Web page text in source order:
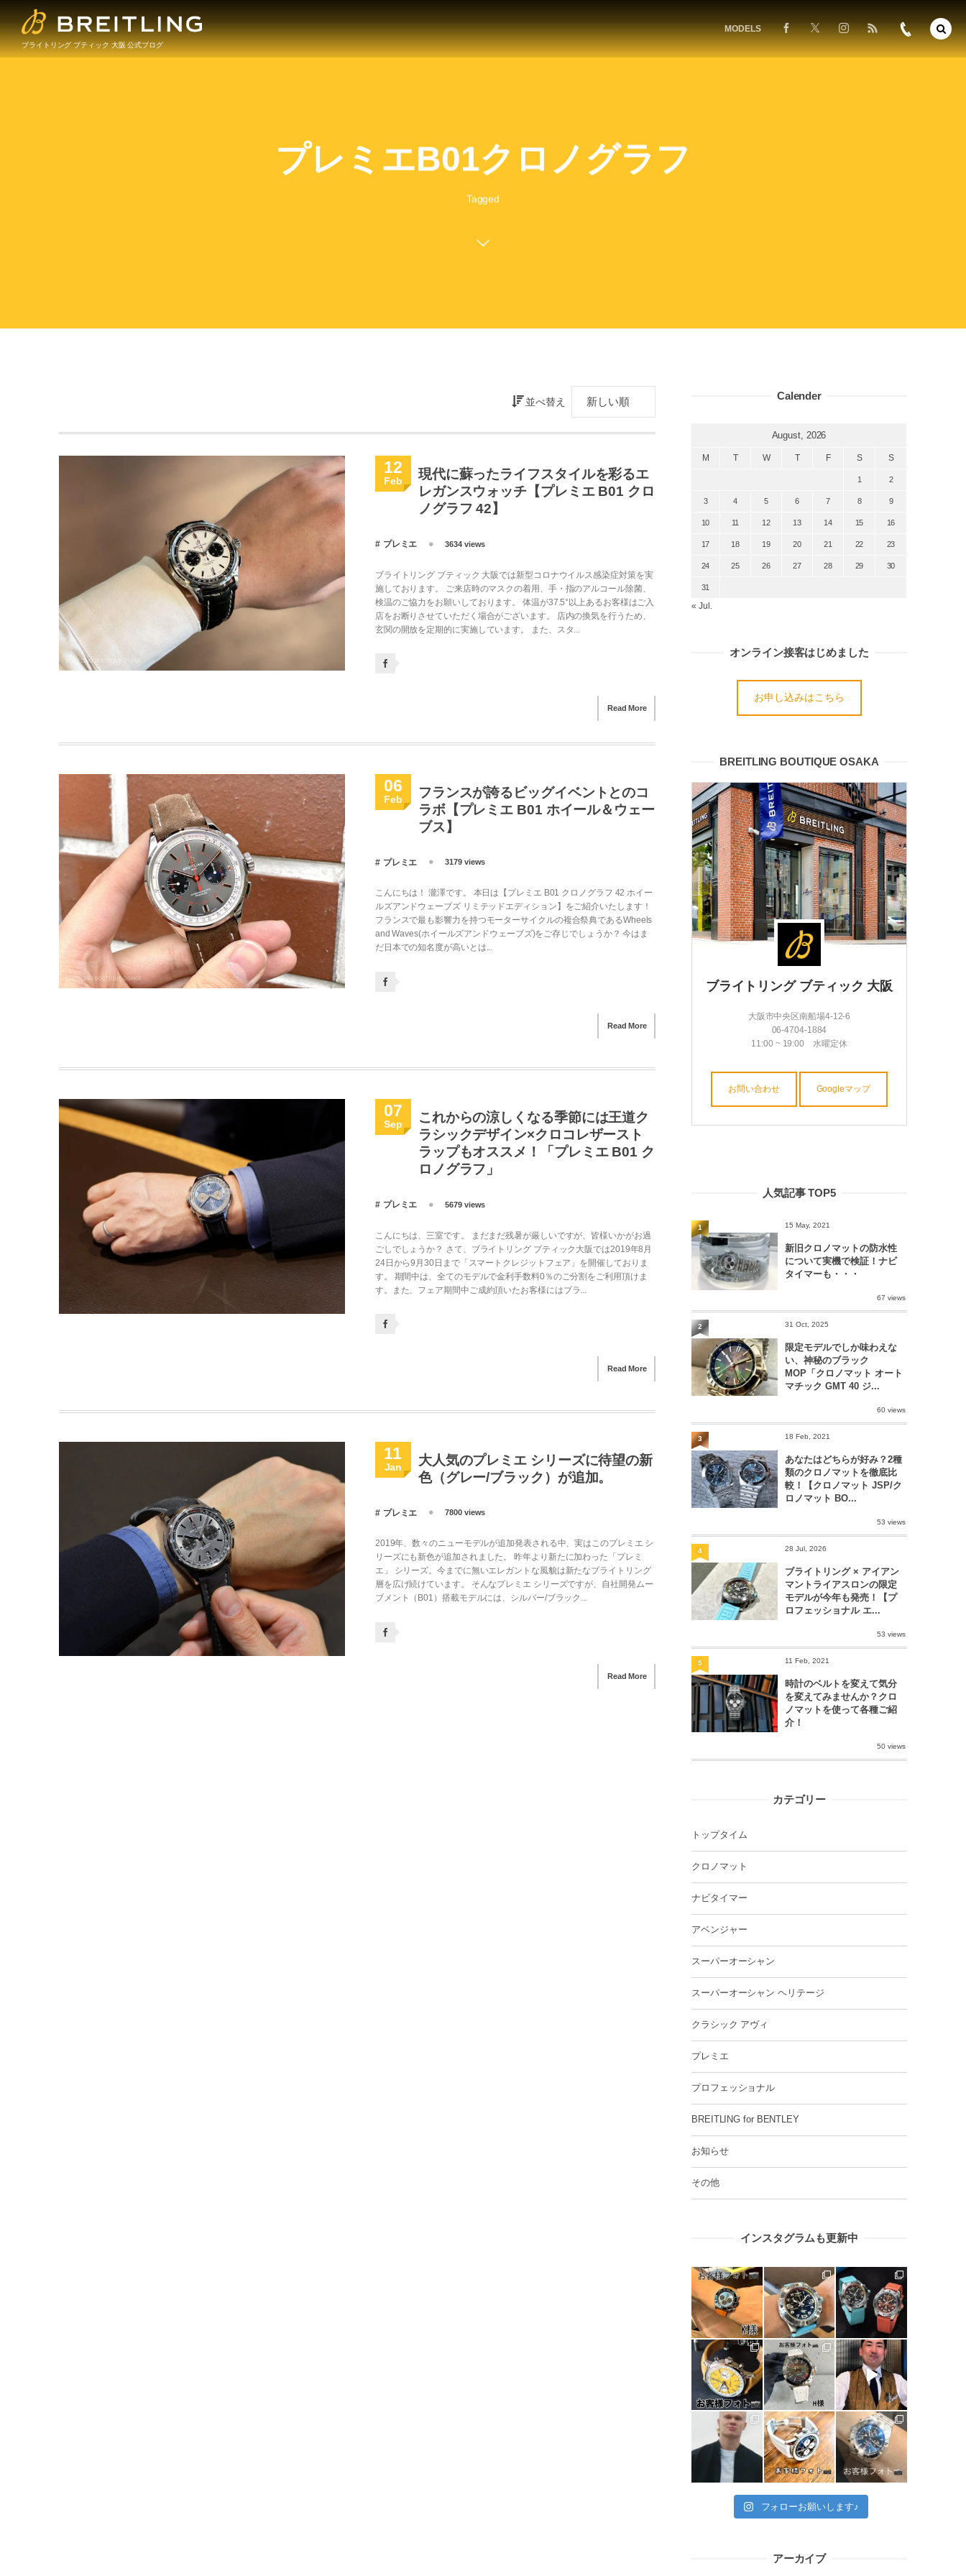
ブライトリング ブティック 大阪 公式ブログ
MODELS
プレミエB01クロノグラフ
Tagged
並べ替え
12
Feb
現代に蘇ったライフスタイルを彩るエ
レガンスウォッチ【プレミエ B01 クロ
ノグラフ 42】
プレミエ 3634 views
ブライトリング ブティック 大阪では新型コロナウイルス感染症対策を実
施しております。 ご来店時のマスクの着用、手・指のアルコール除菌、
検温のご協力をお願いしております。 体温が37.5°以上あるお客様はご入
店をお断りさせていただく場合がございます。 店内の換気を行うため、
玄関の開放を定期的に実施しています。 また、スタ...
Read More
06
Feb
フランスが誇るビッグイベントとのコ
ラボ【プレミエ B01 ホイール＆ウェー
ブス】
プレミエ 3179 views
こんにちは！ 瀧澤です。 本日は【プレミエ B01 クロノグラフ 42 ホイー
ルズアンドウェーブズ リミテッドエディション】をご紹介いたします！
フランスで最も影響力を持つモーターサイクルの複合祭典であるWheels
and Waves(ホイールズアンドウェーブズ)をご存じでしょうか？ 今はま
だ日本での知名度が高いとは...
Read More
07
Sep
これからの涼しくなる季節には王道ク
ラシックデザイン×クロコレザースト
ラップもオススメ！「プレミエ B01 ク
ロノグラフ」
プレミエ 5679 views
こんにちは、三室です。 まだまだ残暑が厳しいですが、皆様いかがお過
ごしでしょうか？ さて、ブライトリング ブティック大阪では2019年8月
24日から9月30日まで「スマートクレジットフェア」を開催しておりま
す。 期間中は、全てのモデルで金利手数料0％のご分割をご利用頂けま
す。また、フェア期間中ご成約頂いたお客様にはブラ...
Read More
11
Jan
大人気のプレミエ シリーズに待望の新
色（グレー/ブラック）が追加。
プレミエ 7800 views
2019年、数々のニューモデルが追加発表される中、実はこのプレミエ シ
リーズにも新色が追加されました。 昨年より新たに加わった「プレミ
エ」 シリーズ。今までに無いエレガントな風貌は新たなブライトリング
層を広げ続けています。 そんなプレミエ シリーズですが、自社開発ムー
ブメント（B01）搭載モデルには、シルバー/ブラック...
Read More
Calender
August, 2026
M T W T F S S
1 2
3 4 5 6 7 8 9
10 11 12 13 14 15 16
17 18 19 20 21 22 23
24 25 26 27 28 29 30
31
« Jul.
オンライン接客はじめました
お申し込みはこちら
BREITLING BOUTIQUE OSAKA
ブライトリング ブティック 大阪
大阪市中央区南船場4-12-6
06-4704-1884
11:00 ~ 19:00 水曜定休
お問い合わせ Googleマップ
人気記事 TOP5
15 May, 2021
新旧クロノマットの防水性
について実機で検証！ナビ
タイマーも・・・
67 views
1
31 Oct, 2025
限定モデルでしか味わえな
い、神秘のブラック
MOP「クロノマット オート
マチック GMT 40 ジ...
60 views
2
18 Feb, 2021
あなたはどちらが好み？2種
類のクロノマットを徹底比
較！【クロノマット JSP/ク
ロノマット BO...
53 views
3
28 Jul, 2026
ブライトリング × アイアン
マントライアスロンの限定
モデルが今年も発売！【プ
ロフェッショナル エ...
53 views
4
11 Feb, 2021
時計のベルトを変えて気分
を変えてみませんか？クロ
ノマットを使って各種ご紹
介！
50 views
5
カテゴリー
トップタイム
クロノマット
ナビタイマー
アベンジャー
スーパーオーシャン
スーパーオーシャン ヘリテージ
クラシック アヴィ
プレミエ
プロフェッショナル
BREITLING for BENTLEY
お知らせ
その他
インスタグラムも更新中
フォローお願いします♪
アーカイブ